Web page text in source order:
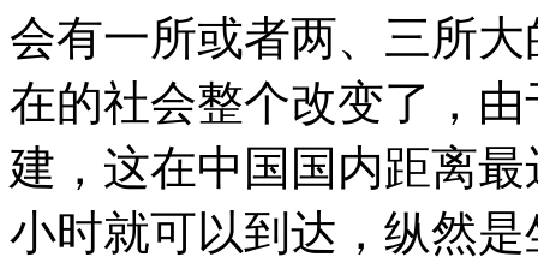
会有一所或者两、三所
在的社会整个改变了，
建，这在中国国内距离
小时就可以到达，纵然